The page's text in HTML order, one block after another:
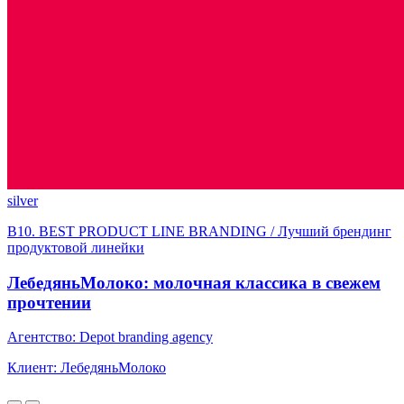
silver
B10. BEST PRODUCT LINE BRANDING / Лучший брендинг
продуктовой линейки
ЛебедяньМолоко: молочная классика в свежем
прочтении
Агентство: Depot branding agency
Клиент: ЛебедяньМолоко